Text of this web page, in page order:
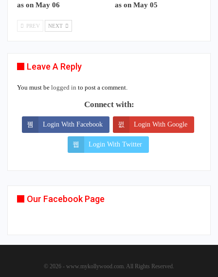
as on May 06
as on May 05
PREV NEXT
Leave A Reply
You must be logged in to post a comment.
Connect with:
Login With Facebook Login With Google
Login With Twitter
Our Facebook Page
© 2026 - www.mykollywood.com. All Rights Reserved.